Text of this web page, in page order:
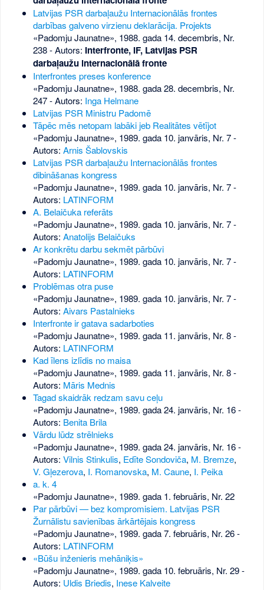
Latvijas PSR darbaļaužu Internacionālās frontes
darbības galveno virzienu deklarācija. Projekts
«Padomju Jaunatne», 1988. gada 14. decembris, Nr.
238- Autors: Interfronte, IF, Latvijas PSR
darbaļaužu internacionālā fronte
Interfrontes preses konference
«Padomju Jaunatne», 1988. gada 28. decembris, Nr.
247- Autors: Inga Helmane
Latvijas PSR Ministru Padomē
Tāpēc mēs netopam labāki jeb Realitātes vētījot
«Padomju Jaunatne», 1989. gada 10. janvāris, Nr. 7-
Autors: Arnis Šablovskis
Latvijas PSR darbaļaužu Internacionālās frontes
dibināšanas kongress
«Padomju Jaunatne», 1989. gada 10. janvāris, Nr. 7-
Autors: LATINFORM
A. Belaičuka referāts
«Padomju Jaunatne», 1989. gada 10. janvāris, Nr. 7-
Autors: Anatolijs Belaičuks
Ar konkrētu darbu sekmēt pārbūvi
«Padomju Jaunatne», 1989. gada 10. janvāris, Nr. 7-
Autors: LATINFORM
Problēmas otra puse
«Padomju Jaunatne», 1989. gada 10. janvāris, Nr. 7-
Autors: Aivars Pastalnieks
Interfronte ir gatava sadarboties
«Padomju Jaunatne», 1989. gada 11. janvāris, Nr. 8-
Autors: LATINFORM
Kad īlens izlīdis no maisa
«Padomju Jaunatne», 1989. gada 11. janvāris, Nr. 8-
Autors: Māris Mednis
Tagad skaidrāk redzam savu ceļu
«Padomju Jaunatne», 1989. gada 24. janvāris, Nr. 16-
Autors: Benita Brila
Vārdu lūdz strēlnieks
«Padomju Jaunatne», 1989. gada 24. janvāris, Nr. 16-
Autors: Vilnis Stinkulis, Edīte Sondoviča, M. Bremze,
V. Gļezerova, I. Romanovska, M. Caune, I. Peika
a. k. 4
«Padomju Jaunatne», 1989. gada 1. februāris, Nr. 22
Par pārbūvi — bez kompromisiem. Latvijas PSR
Žurnālistu savienības ārkārtējais kongress
«Padomju Jaunatne», 1989. gada 7. februāris, Nr. 26-
Autors: LATINFORM
«Būšu inženieris mehāniķis»
«Padomju Jaunatne», 1989. gada 10. februāris, Nr. 29-
Autors: Uldis Briedis, Inese Kalveite